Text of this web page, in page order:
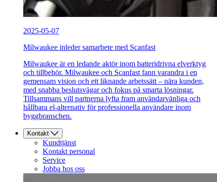
2025-05-07
Milwaukee inleder samarbete med Scanfast
Milwaukee är en ledande aktör inom batteridrivna elverktyg
och tillbehör. Milwaukee och Scanfast fann varandra i en
gemensam vision och ett liknande arbetssätt – nära kunden,
med snabba beslutsvägar och fokus på smarta lösningar.
Tillsammans vill partnerna lyfta fram användarvänliga och
hållbara el-alternativ för professionella användare inom
byggbranschen.
Kontakt
Kundtjänst
Kontakt personal
Service
Jobba hos oss